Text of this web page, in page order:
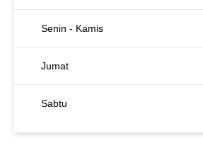
Senin - Kamis
Jumat
Sabtu